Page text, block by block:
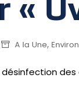
A la Une,